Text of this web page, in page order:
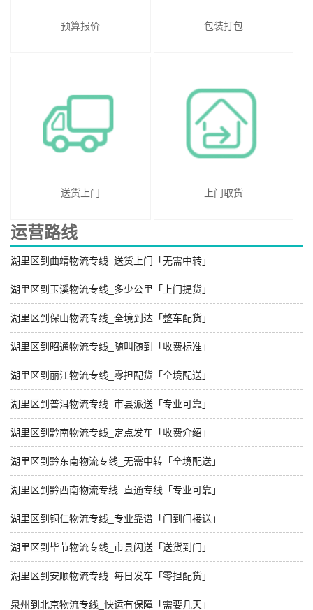
预算报价 包装打包
送货上门 上门取货
运营路线
湖里区到曲靖物流专线_送货上门「无需中转」
湖里区到玉溪物流专线_多少公里「上门提货」
湖里区到保山物流专线_全境到达「整车配货」
湖里区到昭通物流专线_随叫随到「收费标准」
湖里区到丽江物流专线_零担配货「全境配送」
湖里区到普洱物流专线_市县派送「专业可靠」
湖里区到黔南物流专线_定点发车「收费介绍」
湖里区到黔东南物流专线_无需中转「全境配送」
湖里区到黔西南物流专线_直通专线「专业可靠」
湖里区到铜仁物流专线_专业靠谱「门到门接送」
湖里区到毕节物流专线_市县闪送「送货到门」
湖里区到安顺物流专线_每日发车「零担配货」
泉州到北京物流专线_快运有保障「需要几天」